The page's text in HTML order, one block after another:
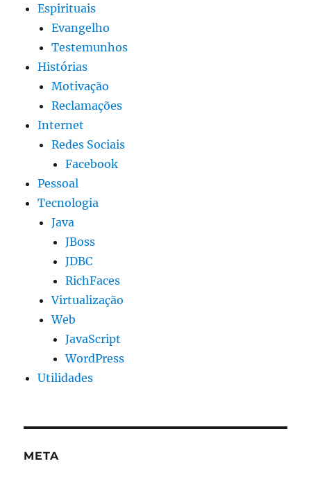
Espirituais
Evangelho
Testemunhos
Histórias
Motivação
Reclamações
Internet
Redes Sociais
Facebook
Pessoal
Tecnologia
Java
JBoss
JDBC
RichFaces
Virtualização
Web
JavaScript
WordPress
Utilidades
META